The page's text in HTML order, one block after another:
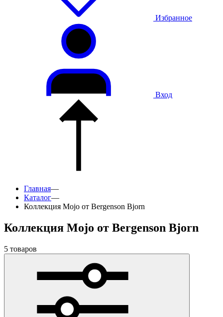
Избранное
Вход
Главная—
Каталог—
Коллекция Mojo от Bergenson Bjorn
Коллекция Mojo от Bergenson Bjorn
5 товаров